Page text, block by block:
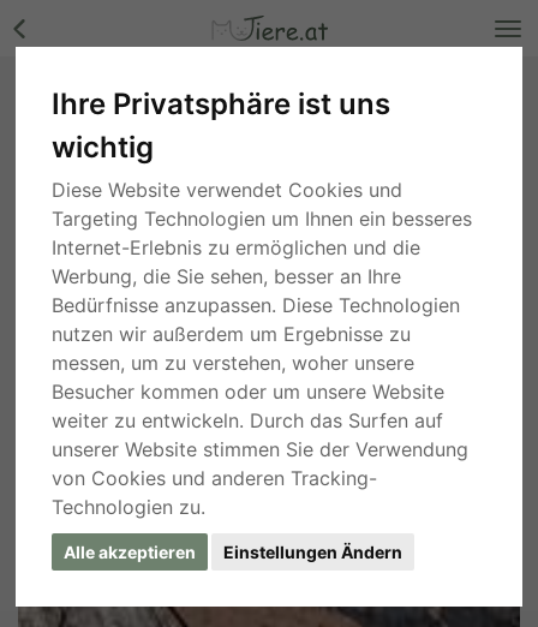
Ihre Privatsphäre ist uns
wichtig
Diese Website verwendet Cookies und
Targeting Technologien um Ihnen ein besseres
Internet-Erlebnis zu ermöglichen und die
Werbung, die Sie sehen, besser an Ihre
Bedürfnisse anzupassen. Diese Technologien
nutzen wir außerdem um Ergebnisse zu
messen, um zu verstehen, woher unsere
Besucher kommen oder um unsere Website
weiter zu entwickeln. Durch das Surfen auf
unserer Website stimmen Sie der Verwendung
von Cookies und anderen Tracking-
Technologien zu.
Alle akzeptieren Einstellungen Ändern
Leopardgecko - weiblich Bilder
Wien, vor 4 Jahren